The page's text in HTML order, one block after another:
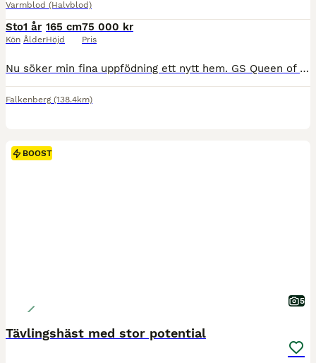
Varmblod (Halvblod)
Sto
Kön
1 år
Ålder
165 cm
Höjd
75 000 kr
Pris
Nu söker min fina uppfödning ett nytt hem. GS Queen of Hearts “Quinnie”, ett SWB-sto född 2025 med en spännande härstamning och goda förutsättningar för framtiden. Quinnie är efter Heartbeat, en internationellt framgångsrik hopphingst som är känd för att nedärva kapacitet, ridbarhet och en god inställning till arbete. På mödernet kommer hon ur Kunigunda, efter King Louie
Falkenberg (138.4km)
BOOST
5
Tävlingshäst med stor potential